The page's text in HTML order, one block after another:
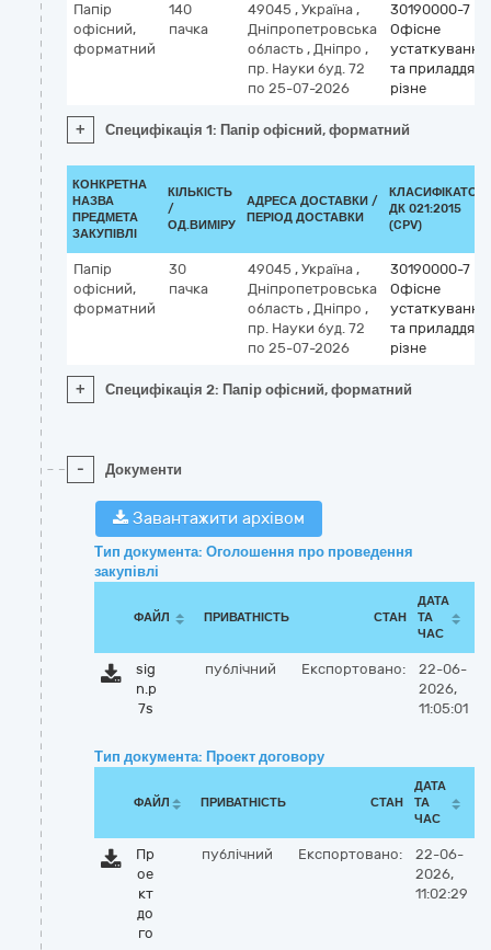
Папір
офісний,
форматний
140
пачка
49045 , Україна ,
Дніпропетровська
область , Дніпро ,
пр. Науки буд. 72
по 25-07-2026
30190000-7
Офісне
устаткування
та приладдя
різне
+ Специфікація 1: Папір офісний, форматний
КОНКРЕТНА
НАЗВА
ПРЕДМЕТА
ЗАКУПІВЛІ
КІЛЬКІСТЬ
/
ОД.ВИМІРУ
АДРЕСА ДОСТАВКИ /
ПЕРІОД ДОСТАВКИ
КЛАСИФІКАТОР
ДК 021:2015
(CPV)
Папір
офісний,
форматний
30
пачка
49045 , Україна ,
Дніпропетровська
область , Дніпро ,
пр. Науки буд. 72
по 25-07-2026
30190000-7
Офісне
устаткування
та приладдя
різне
+ Специфікація 2: Папір офісний, форматний
- Документи
Завантажити архівом
Тип документа: Оголошення про проведення
закупівлі
ФАЙЛ ПРИВАТНІСТЬ СТАН
ДАТА
ТА
ЧАС
sig
n.p
7s
публічний Експортовано:
22-06-
2026,
11:05:01
Тип документа: Проект договору
ФАЙЛ ПРИВАТНІСТЬ СТАН
ДАТА
ТА
ЧАС
Пр
ое
кт
до
го
публічний Експортовано:
22-06-
2026,
11:02:29